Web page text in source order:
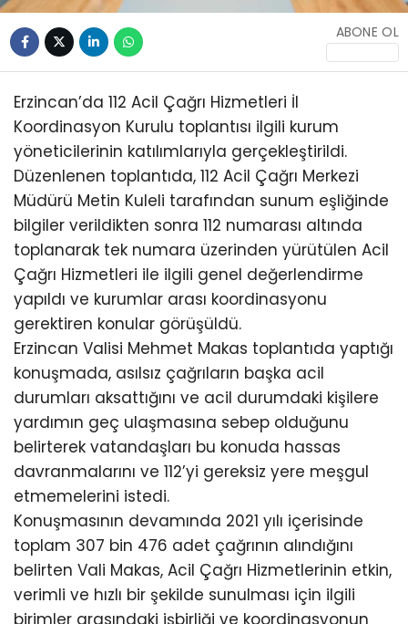
ABONE OL
Erzincan’da 112 Acil Çağrı Hizmetleri İl
Koordinasyon Kurulu toplantısı ilgili kurum
yöneticilerinin katılımlarıyla gerçekleştirildi.
Düzenlenen toplantıda, 112 Acil Çağrı Merkezi
Müdürü Metin Kuleli tarafından sunum eşliğinde
bilgiler verildikten sonra 112 numarası altında
toplanarak tek numara üzerinden yürütülen Acil
Çağrı Hizmetleri ile ilgili genel değerlendirme
yapıldı ve kurumlar arası koordinasyonu
gerektiren konular görüşüldü.
Erzincan Valisi Mehmet Makas toplantıda yaptığı
konuşmada, asılsız çağrıların başka acil
durumları aksattığını ve acil durumdaki kişilere
yardımın geç ulaşmasına sebep olduğunu
belirterek vatandaşları bu konuda hassas
davranmalarını ve 112’yi gereksiz yere meşgul
etmemelerini istedi.
Konuşmasının devamında 2021 yılı içerisinde
toplam 307 bin 476 adet çağrının alındığını
belirten Vali Makas, Acil Çağrı Hizmetlerinin etkin,
verimli ve hızlı bir şekilde sunulması için ilgili
birimler arasındaki işbirliği ve koordinasyonun